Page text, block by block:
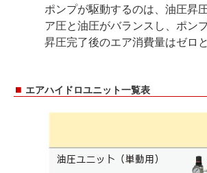
ポンプが駆動するのは、油圧昇
ア圧と油圧がバランスし、ポン
昇圧完了後のエア消費量はゼロ
■ エアハイドロユニット一覧表